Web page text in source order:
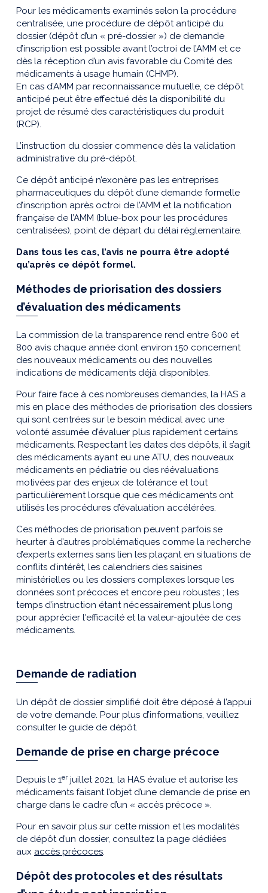
Pour les médicaments examinés selon la procédure
centralisée, une procédure de dépôt anticipé du
dossier (dépôt d’un « pré-dossier ») de demande
d’inscription est possible avant l’octroi de l’AMM et ce
dès la réception d’un avis favorable du Comité des
médicaments à usage humain (CHMP).
En cas d’AMM par reconnaissance mutuelle, ce dépôt
anticipé peut être effectué dès la disponibilité du
projet de résumé des caractéristiques du produit
(RCP).
L’instruction du dossier commence dès la validation
administrative du pré-dépôt.
Ce dépôt anticipé n’exonère pas les entreprises
pharmaceutiques du dépôt d’une demande formelle
d’inscription après octroi de l’AMM et la notification
française de l’AMM (blue-box pour les procédures
centralisées), point de départ du délai réglementaire.
Dans tous les cas, l’avis ne pourra être adopté
qu’après ce dépôt formel.
Méthodes de priorisation des dossiers
d’évaluation des médicaments
La commission de la transparence rend entre 600 et
800 avis chaque année dont environ 150 concernent
des nouveaux médicaments ou des nouvelles
indications de médicaments déjà disponibles.
Pour faire face à ces nombreuses demandes, la HAS a
mis en place des méthodes de priorisation des dossiers
qui sont centrées sur le besoin médical avec une
volonté assumée d’évaluer plus rapidement certains
médicaments. Respectant les dates des dépôts, il s’agit
des médicaments ayant eu une ATU, des nouveaux
médicaments en pédiatrie ou des réévaluations
motivées par des enjeux de tolérance et tout
particulièrement lorsque que ces médicaments ont
utilisés les procédures d’évaluation accélérées.
Ces méthodes de priorisation peuvent parfois se
heurter à d’autres problématiques comme la recherche
d’experts externes sans lien les plaçant en situations de
conflits d’intérêt, les calendriers des saisines
ministérielles ou les dossiers complexes lorsque les
données sont précoces et encore peu robustes ; les
temps d’instruction étant nécessairement plus long
pour apprécier l'efficacité et la valeur-ajoutée de ces
médicaments.
Demande de radiation
Un dépôt de dossier simplifié doit être déposé à l’appui
de votre demande. Pour plus d’informations, veuillez
consulter le guide de dépôt.
Demande de prise en charge précoce
Depuis le 1er juillet 2021, la HAS évalue et autorise les
médicaments faisant l’objet d’une demande de prise en
charge dans le cadre d’un « accès précoce ».
Pour en savoir plus sur cette mission et les modalités
de dépôt d’un dossier, consultez la page dédiées
aux accès précoces.
Dépôt des protocoles et des résultats